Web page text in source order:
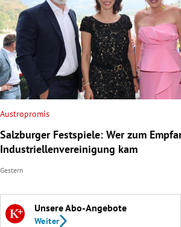
Austropromis
Salzburger Festspiele: Wer zum
Industriellenvereinigung kam
Gestern
Unsere Abo-Angebote
Weiter